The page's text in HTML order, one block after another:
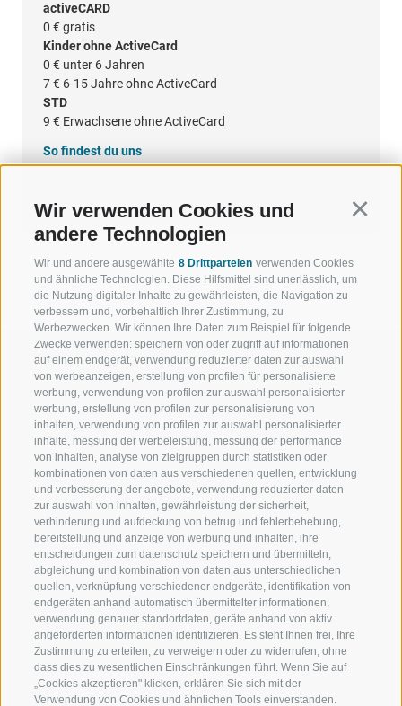
Wir verwenden Cookies und
andere Technologien
Wir und andere ausgewählte 8 Drittparteien verwenden Cookies
und ähnliche Technologien. Diese Hilfsmittel sind unerlässlich, um
die Nutzung digitaler Inhalte zu gewährleisten, die Navigation zu
verbessern und, vorbehaltlich Ihrer Zustimmung, zu
Werbezwecken. Wir können Ihre Daten zum Beispiel für folgende
Zwecke verwenden: speichern von oder zugriff auf informationen
auf einem endgerät, verwendung reduzierter daten zur auswahl
von werbeanzeigen, erstellung von profilen für personalisierte
werbung, verwendung von profilen zur auswahl personalisierter
werbung, erstellung von profilen zur personalisierung von
inhalten, verwendung von profilen zur auswahl personalisierter
inhalte, messung der werbeleistung, messung der performance
von inhalten, analyse von zielgruppen durch statistiken oder
kombinationen von daten aus verschiedenen quellen, entwicklung
und verbesserung der angebote, verwendung reduzierter daten
zur auswahl von inhalten, gewährleistung der sicherheit,
verhinderung und aufdeckung von betrug und fehlerbehebung,
bereitstellung und anzeige von werbung und inhalten, ihre
entscheidungen zum datenschutz speichern und übermitteln,
abgleichung und kombination von daten aus unterschiedlichen
quellen, verknüpfung verschiedener endgeräte, identifikation von
endgeräten anhand automatisch übermittelter informationen,
verwendung genauer standortdaten, geräte anhand von aktiv
angeforderten informationen identifizieren. Es steht Ihnen frei, Ihre
Zustimmung zu erteilen, zu verweigern oder zu widerrufen, ohne
dass dies zu wesentlichen Einschränkungen führt. Wenn Sie auf
„Cookies akzeptieren" klicken, erklären Sie sich mit der
Verwendung von Cookies und ähnlichen Tools einverstanden.
activeCARD
0 € gratis
Kinder ohne ActiveCard
0 € unter 6 Jahren
7 € 6-15 Jahre ohne ActiveCard
STD
9 € Erwachsene ohne ActiveCard
So findest du uns
WILLKOMMEN IN DER
FERIENREGION RATSCHINGS
JAUFENTAL
RATSCHINGS
RIDNAUNTAL
BERGBAHNEN
SKISCHULE RATSCHINGS
LUISL'S SKISCHULE IN RATSCHINGS
SPORT UND
MENGE
SKIFAHREN
WANDERN
HOCHALPINE
BIKEN
LANGLAUFEN